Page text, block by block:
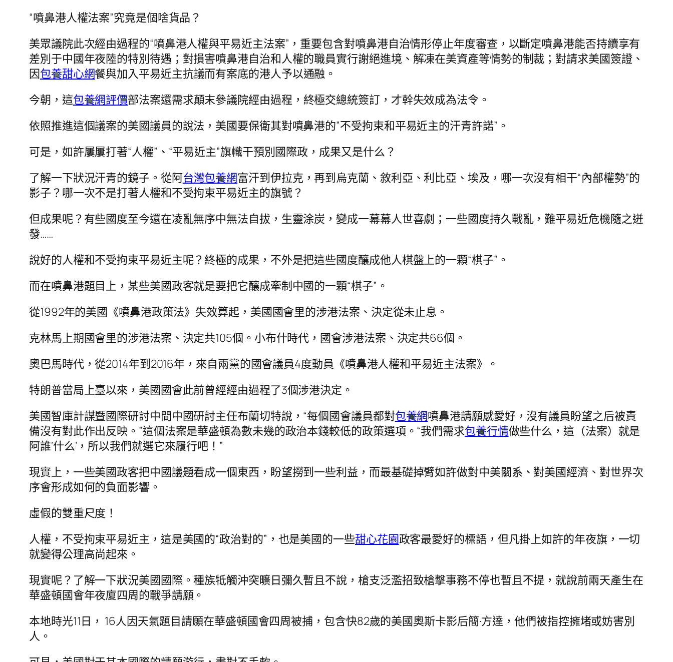
“噴鼻港人權法案”究竟是個啥貨品？
美眾議院此次經由過程的“噴鼻港人權與平易近主法案”，重要包含對噴鼻港自治情形停止年度審查，以斷定噴鼻港能否持續享有
差別于中國年夜陸的特別待遇；對損害噴鼻港自治和人權的職員實行謝絕進境、解凍在美資產等情勢的制裁；對請求美國簽證、
因包養甜心網餐與加入平易近主抗議而有案底的港人予以通融。
今朝，這包養網評價部法案還需求顛末參議院經由過程，終極交總統簽訂，才幹失效成為法令。
依照推進這個議案的美國議員的說法，美國要保衛其對噴鼻港的”不受拘束和平易近主的汗青許諾”。
可是，如許屢屢打著“人權”、“平易近主”旗幟干預別國際政，成果又是什么？
了解一下狀況汗青的鏡子。從阿台灣包養網富汗到伊拉克，再到烏克蘭、敘利亞、利比亞、埃及，哪一次沒有相干“內部權勢”的
影子？哪一次不是打著人權和不受拘束平易近主的旗號？
但成果呢？有些國度至今還在凌亂無序中無法自拔，生靈涂炭，變成一幕幕人世喜劇；一些國度持久戰亂，難平易近危機隨之迸
發……
說好的人權和不受拘束平易近主呢？終極的成果，不外是把這些國度釀成他人棋盤上的一顆“棋子”。
而在噴鼻港題目上，某些美國政客就是要把它釀成牽制中國的一顆“棋子”。
從1992年的美國《噴鼻港政策法》失效算起，美國國會里的涉港法案、決定從未止息。
克林馬上期國會里的涉港法案、決定共105個。小布什時代，國會涉港法案、決定共66個。
奧巴馬時代，從2014年到2016年，來自兩黨的國會議員4度動員《噴鼻港人權和平易近主法案》。
特朗普當局上臺以來，美國國會此前曾經經由過程了3個涉港決定。
美國智庫計謀暨國際研討中間中國研討主任布蘭切特說，“每個國會議員都對包養網噴鼻港請願感愛好，沒有議員盼望之后被責
備沒有對此作出反映。”這個法案是華盛頓為數未幾的政治本錢較低的政策選項。“我們需求包養行情做些什么，這（法案）就是
阿誰‘什么’，所以我們就選它來履行吧！”
現實上，一些美國政客把中國議題看成一個東西，盼望撈到一些利益，而最基礎掉臂如許做對中美關系、對美國經濟、對世界次
序會形成如何的負面影響。
虛假的雙重尺度！
人權，不受拘束平易近主，這是美國的“政治對的”，也是美國的一些甜心花園政客最愛好的標語，但凡掛上如許的年夜旗，一切
就變得公理高尚起來。
現實呢？了解一下狀況美國國際。種族牴觸沖突曠日彌久暫且不說，槍支泛濫招致槍擊事務不停也暫且不提，就說前兩天產生在
華盛頓國會年夜廈四周的戰爭請願。
本地時光11日， 16人因天氣題目請願在華盛頓國會四周被捕，包含快82歲的美國奧斯卡影后簡·方達，他們被指控擁堵或妨害別
人。